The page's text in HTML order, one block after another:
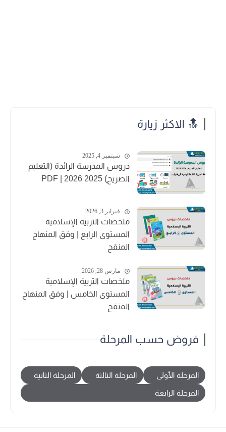
🔝 الاكثر زيارة
سبتمبر 4, 2025
دروس المدرسة الرائدة (التعليم
الصريح) 2025 2026 | PDF
فبراير 3, 2026
ملخصات التربية الإسلامية
المستوى الرابع | وفق المنهاج
المنقح
مارس 28, 2026
ملخصات التربية الإسلامية
المستوى الخامس | وفق المنهاج
المنقح
فروض حسب المرحلة
المرحلة الأولى المرحلة الثالثة المرحلة الثانية
المرحلة الرابعة